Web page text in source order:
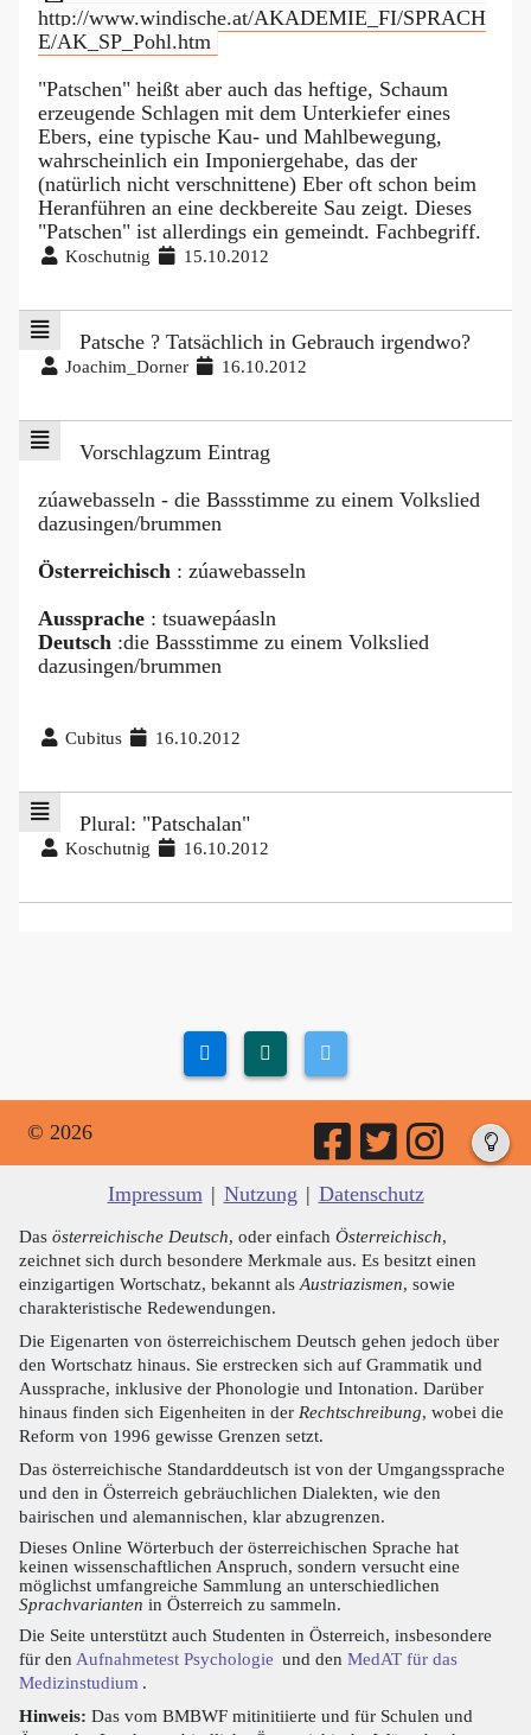
http://www.windische.at/AKADEMIE_FI/SPRACH
E/AK_SP_Pohl.htm
"Patschen" heißt aber auch das heftige, Schaum
erzeugende Schlagen mit dem Unterkiefer eines
Ebers, eine typische Kau- und Mahlbewegung,
wahrscheinlich ein Imponiergehabe, das der
(natürlich nicht verschnittene) Eber oft schon beim
Heranführen an eine deckbereite Sau zeigt. Dieses
"Patschen" ist allerdings ein gemeindt. Fachbegriff.
Koschutnig 15.10.2012
Patsche ? Tatsächlich in Gebrauch irgendwo?
Joachim_Dorner 16.10.2012
Vorschlagzum Eintrag
zúawebasseln - die Bassstimme zu einem Volkslied
dazusingen/brummen
Österreichisch : zúawebasseln
Aussprache : tsuawepáasln
Deutsch :die Bassstimme zu einem Volkslied
dazusingen/brummen
Cubitus 16.10.2012
Plural: "Patschalan"
Koschutnig 16.10.2012
© 2026
Impressum | Nutzung | Datenschutz
Das österreichische Deutsch, oder einfach Österreichisch,
zeichnet sich durch besondere Merkmale aus. Es besitzt einen
einzigartigen Wortschatz, bekannt als Austriazismen, sowie
charakteristische Redewendungen.
Die Eigenarten von österreichischem Deutsch gehen jedoch über
den Wortschatz hinaus. Sie erstrecken sich auf Grammatik und
Aussprache, inklusive der Phonologie und Intonation. Darüber
hinaus finden sich Eigenheiten in der Rechtschreibung, wobei die
Reform von 1996 gewisse Grenzen setzt.
Das österreichische Standarddeutsch ist von der Umgangssprache
und den in Österreich gebräuchlichen Dialekten, wie den
bairischen und alemannischen, klar abzugrenzen.
Dieses Online Wörterbuch der österreichischen Sprache hat
keinen wissenschaftlichen Anspruch, sondern versucht eine
möglichst umfangreiche Sammlung an unterschiedlichen
Sprachvarianten in Österreich zu sammeln.
Die Seite unterstützt auch Studenten in Österreich, insbesondere
für den Aufnahmetest Psychologie und den MedAT für das
Medizinstudium .
Hinweis: Das vom BMBWF mitinitiierte und für Schulen und